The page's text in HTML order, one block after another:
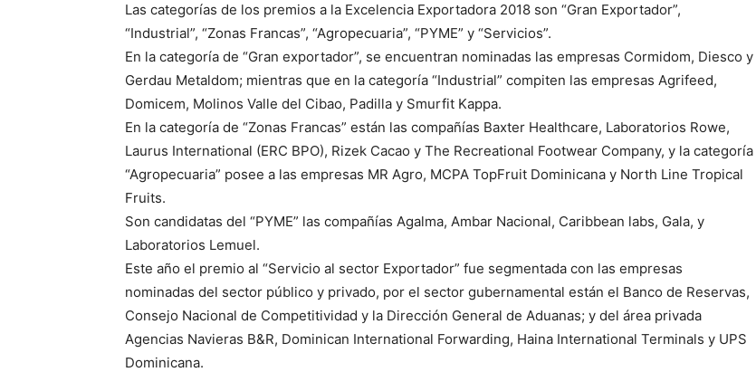
Las categorías de los premios a la Excelencia Exportadora 2018 son “Gran Exportador”,
“Industrial”, “Zonas Francas”, “Agropecuaria”, “PYME” y “Servicios”.
En la categoría de “Gran exportador”, se encuentran nominadas las empresas Cormidom, Diesco y
Gerdau Metaldom; mientras que en la categoría “Industrial” compiten las empresas Agrifeed,
Domicem, Molinos Valle del Cibao, Padilla y Smurfit Kappa.
En la categoría de “Zonas Francas” están las compañías Baxter Healthcare, Laboratorios Rowe,
Laurus International (ERC BPO), Rizek Cacao y The Recreational Footwear Company, y la categoría
“Agropecuaria” posee a las empresas MR Agro, MCPA TopFruit Dominicana y North Line Tropical
Fruits.
Son candidatas del “PYME” las compañías Agalma, Ambar Nacional, Caribbean labs, Gala, y
Laboratorios Lemuel.
Este año el premio al “Servicio al sector Exportador” fue segmentada con las empresas
nominadas del sector público y privado, por el sector gubernamental están el Banco de Reservas,
Consejo Nacional de Competitividad y la Dirección General de Aduanas; y del área privada
Agencias Navieras B&R, Dominican International Forwarding, Haina International Terminals y UPS
Dominicana.